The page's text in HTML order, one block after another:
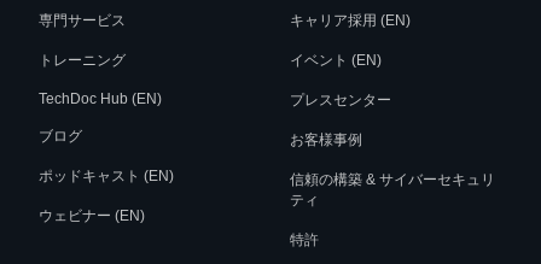
専門サービス
トレーニング
TechDoc Hub (EN)
ブログ
ポッドキャスト (EN)
ウェビナー (EN)
キャリア採用 (EN)
イベント (EN)
プレスセンター
お客様事例
信頼の構築 & サイバーセキュリ
ティ
特許